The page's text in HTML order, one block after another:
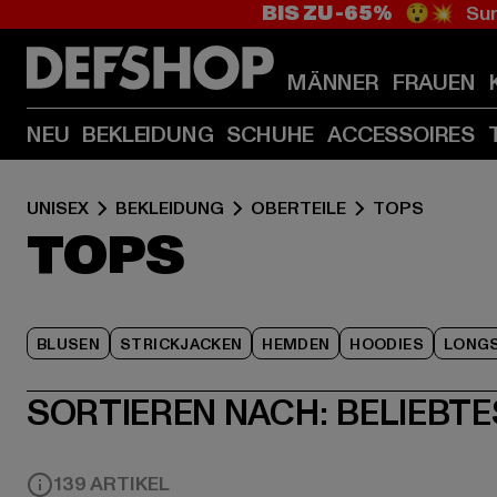
BIS ZU -65% 😲💥
MÄNNER FRAUEN
NEU BEKLEIDUNG SCHUHE ACCESSOIRES
UNISEX BEKLEIDUNG OBERTEILE TOPS
TOPS
BLUSEN STRICKJACKEN HEMDEN HOODIES
SORTIEREN NACH:
139 ARTIKEL